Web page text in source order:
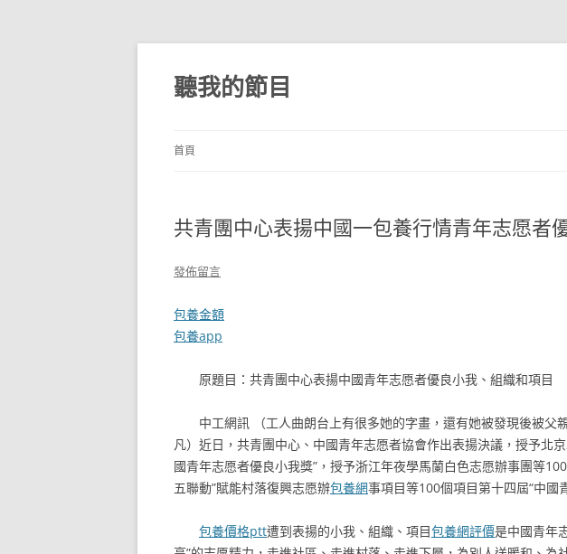
跳
主
要
內
聽我的節目
首頁
共青團中心表揚中國一包養行情青年志愿者
發佈留言
包養金額
包養app
原題目：共青團中心表揚中國青年志愿者優良小我、組織和項目
中工網訊 （工人曲朗台上有很多她的字畫，還有她被發現後被
凡）近日，共青團中心、中國青年志愿者協會作出表揚決議，授予北
國青年志愿者優良小我獎”，授予浙江年夜學馬蘭白色志愿辦事團等
五聯動”賦能村落復興志愿辦包養網事項目等100個項目第十四屆“中國
包養價格ptt遭到表揚的小我、組織、項目包養網評價是中國青年